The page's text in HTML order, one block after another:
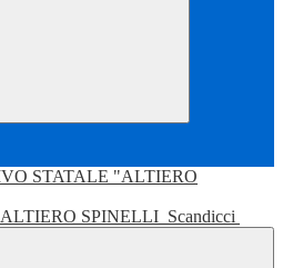
ALTIERO SPINELLI Scandicci